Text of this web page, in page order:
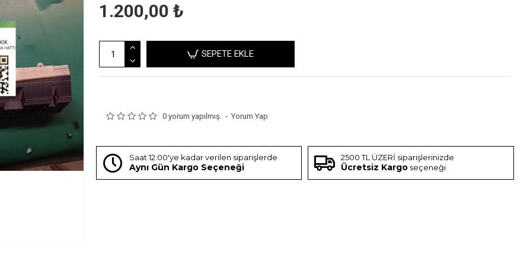
0 yorum yapılmış. - Yorum Yap
1.200,00 ₺
SEPETE EKLE
Saat 12:00'ye kadar verilen siparişlerde
Aynı Gün Kargo Seçeneği
2500 TL ÜZERİ siparişlerinizde
Ücretsiz Kargo seçeneği